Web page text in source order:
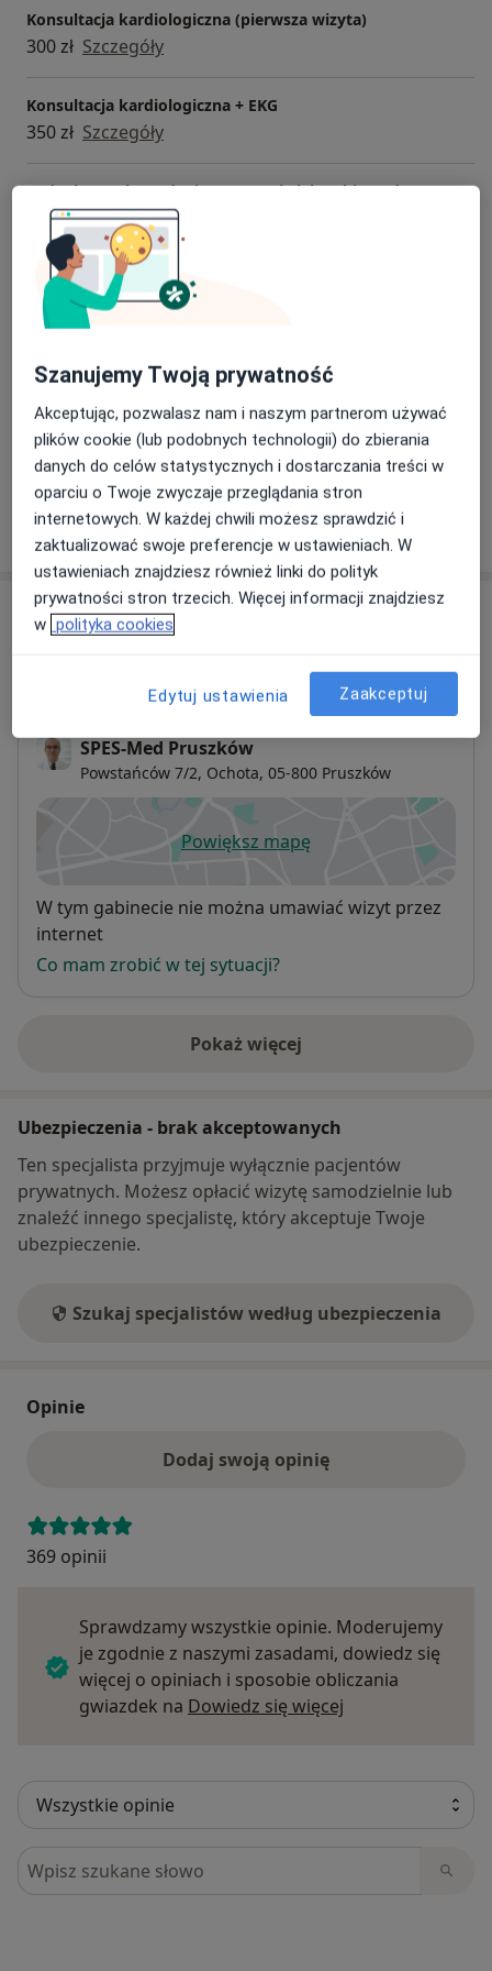
Posiadam również uprawnienia do badań zawodników
do 23 roku życia dopuszczające do współzawodnictwa
Konsultacja kardiologiczna (pierwsza wizyta)
300 zł Szczegóły
Konsultacja kardiologiczna + EKG
350 zł Szczegóły
Badanie w celu wydania orzeczenia lekarskiego do
prawa jazdy
200 zł Szczegóły
ECHO serca
200 zł Szczegóły
EKG - elektrokardiografia
80 zł Szczegóły
+ 7 usług
W jaki sposób ustalane są ceny?
Adresy (2)
SPES-Med Pruszków
Powstańców 7/2, Ochota, 05-800 Pruszków
Powiększ mapęotwiera się w nowej karcie
Dostępność
W tym gabinecie nie można umawiać wizyt przez
internet
Co mam zrobić w tej sytuacji?
Pokaż więcej
o adresie
Ubezpieczenia - brak akceptowanych
Ten specjalista przyjmuje wyłącznie pacjentów
prywatnych. Możesz opłacić wizytę samodzielnie lub
znaleźć innego specjalistę, który akceptuje Twoje
ubezpieczenie.
Szukaj specjalistów według ubezpieczenia
Opinie
Dodaj swoją opinię
369 opinii
Sprawdzamy wszystkie opinie. Moderujemy
je zgodnie z naszymi zasadami, dowiedz się
więcej o opiniach i sposobie obliczania
gwiazdek na Dowiedz się więcej
Szukaj w opiniach
Szanujemy Twoją prywatność
Akceptując, pozwalasz nam i naszym partnerom używać
plików cookie (lub podobnych technologii) do zbierania
danych do celów statystycznych i dostarczania treści w
oparciu o Twoje zwyczaje przeglądania stron
internetowych. W każdej chwili możesz sprawdzić i
zaktualizować swoje preferencje w ustawieniach. W
ustawieniach znajdziesz również linki do polityk
prywatności stron trzecich. Więcej informacji znajdziesz
w polityka cookies
Edytuj ustawienia Zaakceptuj